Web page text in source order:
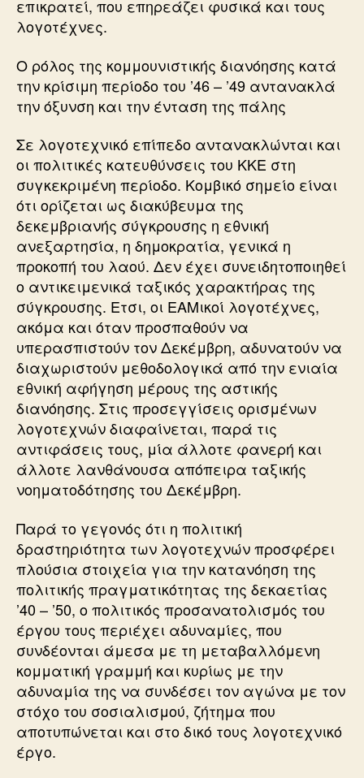
επικρατεί, που επηρεάζει φυσικά και τους
λογοτέχνες.
Ο ρόλος της κομμουνιστικής διανόησης κατά
την κρίσιμη περίοδο του ’46 – ’49 αντανακλά
την όξυνση και την ένταση της πάλης
Σε λογοτεχνικό επίπεδο αντανακλώνται και
οι πολιτικές κατευθύνσεις του ΚΚΕ στη
συγκεκριμένη περίοδο. Κομβικό σημείο είναι
ότι ορίζεται ως διακύβευμα της
δεκεμβριανής σύγκρουσης η εθνική
ανεξαρτησία, η δημοκρατία, γενικά η
προκοπή του λαού. Δεν έχει συνειδητοποιηθεί
ο αντικειμενικά ταξικός χαρακτήρας της
σύγκρουσης. Ετσι, οι ΕΑΜικοί λογοτέχνες,
ακόμα και όταν προσπαθούν να
υπερασπιστούν τον Δεκέμβρη, αδυνατούν να
διαχωριστούν μεθοδολογικά από την ενιαία
εθνική αφήγηση μέρους της αστικής
διανόησης. Στις προσεγγίσεις ορισμένων
λογοτεχνών διαφαίνεται, παρά τις
αντιφάσεις τους, μία άλλοτε φανερή και
άλλοτε λανθάνουσα απόπειρα ταξικής
νοηματοδότησης του Δεκέμβρη.
Παρά το γεγονός ότι η πολιτική
δραστηριότητα των λογοτεχνών προσφέρει
πλούσια στοιχεία για την κατανόηση της
πολιτικής πραγματικότητας της δεκαετίας
’40 – ’50, ο πολιτικός προσανατολισμός του
έργου τους περιέχει αδυναμίες, που
συνδέονται άμεσα με τη μεταβαλλόμενη
κομματική γραμμή και κυρίως με την
αδυναμία της να συνδέσει τον αγώνα με τον
στόχο του σοσιαλισμού, ζήτημα που
αποτυπώνεται και στο δικό τους λογοτεχνικό
έργο.